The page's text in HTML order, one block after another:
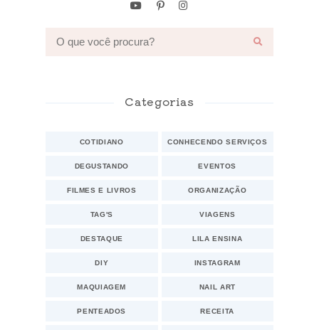
Categorias
COTIDIANO CONHECENDO SERVIÇOS
DEGUSTANDO EVENTOS
FILMES E LIVROS ORGANIZAÇÃO
TAG'S VIAGENS
DESTAQUE LILA ENSINA
DIY INSTAGRAM
MAQUIAGEM NAIL ART
PENTEADOS RECEITA